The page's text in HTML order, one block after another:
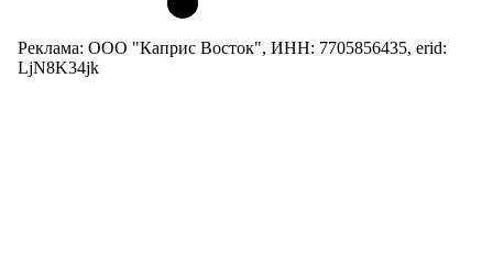
Реклама: ООО "Каприс Восток", ИНН: 7705856435, erid:
LjN8K34jk